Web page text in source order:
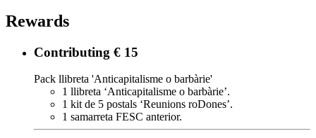
Rewards
Contributing € 15
Pack llibreta 'Anticapitalisme o barbàrie'
1 llibreta ‘Anticapitalisme o barbàrie’.
1 kit de 5 postals ‘Reunions roDones’.
1 samarreta FESC anterior.